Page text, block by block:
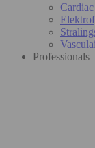
Professionals